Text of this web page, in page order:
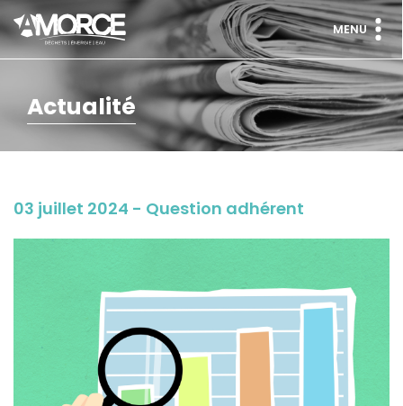
MENU
Actualité
03 juillet 2024 - Question adhérent